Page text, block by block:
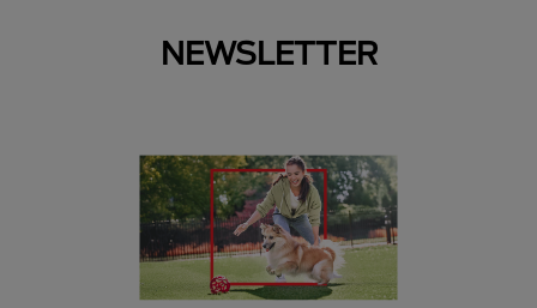
NEWSLETTER